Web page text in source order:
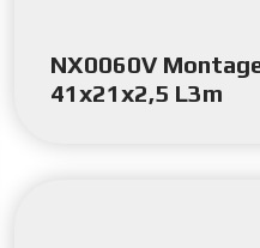
NX0060V
41x21x2,5 L3m